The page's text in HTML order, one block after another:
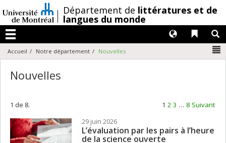
au
contenu
/Département de littératures et de
langues du monde
Menu
Liens
Langues
Accueil Notre département Nouvelles
Nouvelles
1 de 8. 1 2 3 … 8 Suivant
29 juin 2026
L’évaluation par les pairs à l’heure
de la science ouverte